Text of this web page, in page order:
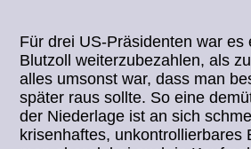
Für drei US-Präsidenten war es
Blutzoll weiterzubezahlen, als
alles umsonst war, dass man
später raus sollte. So eine
der Niederlage ist an sich
krisenhaftes, unkontrollierbares